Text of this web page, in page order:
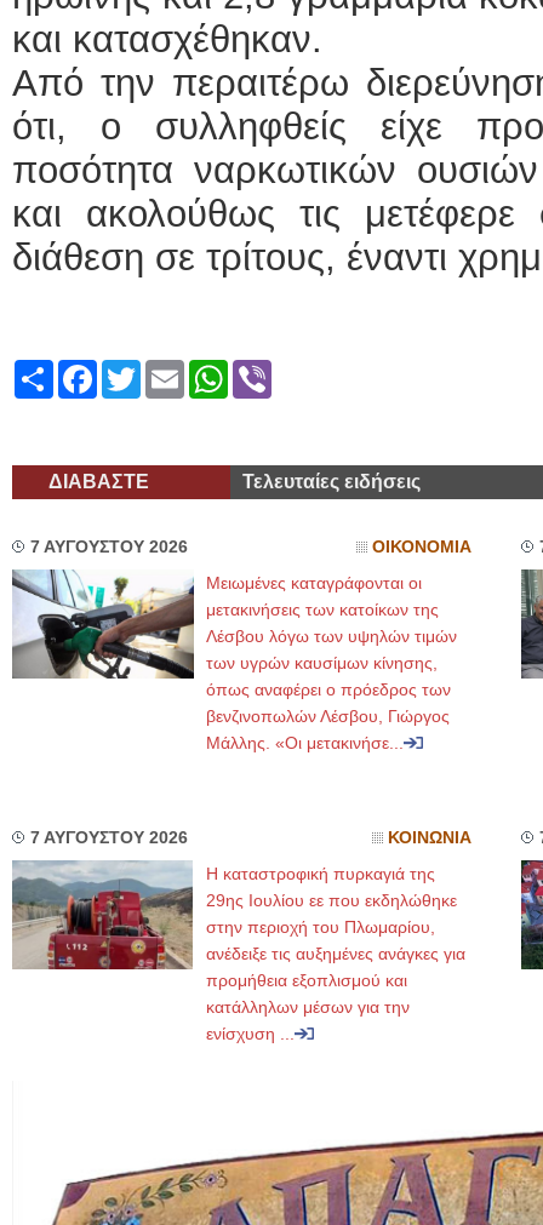
και κατασχέθηκαν.
Από την περαιτέρω
ότι, ο συλληφθείς είχε
ποσότητα ναρκωτικών
και ακολούθως τις
διάθεση σε τρίτους, έναντι
ShareFacebook
TwitterEmailWhatsApp
ΔΙΑΒΑΣΤΕ Τελευταίες ειδήσεις
7 ΑΥΓΟΥΣΤΟΥ 2026 ΟΙΚΟΝΟΜΙΑ
Μειωμένες καταγράφονται οι
μετακινήσεις των κατοίκων της
Λέσβου λόγω των υψηλών τιμών
των υγρών καυσίμων κίνησης,
όπως αναφέρει ο πρόεδρος των
βενζινοπωλών Λέσβου, Γιώργος
Μάλλης. «Οι μετακινήσε...
7 ΑΥΓΟΥΣΤΟΥ 2026 ΚΟΙΝΩΝΙΑ
Η καταστροφική πυρκαγιά της
29ης Ιουλίου εε που εκδηλώθηκε
στην περιοχή του Πλωμαρίου,
ανέδειξε τις αυξημένες ανάγκες για
προμήθεια εξοπλισμού και
κατάλληλων μέσων για την
ενίσχυση ...